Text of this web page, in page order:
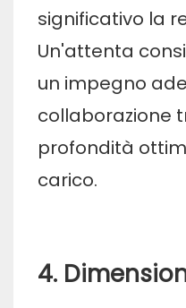
significativo la
Un'attenta
un impegno
collaborazione
profondità
carico.
4.